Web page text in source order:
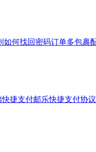
如何找回密码订单多包裹
快捷支付邮乐快捷支付协议